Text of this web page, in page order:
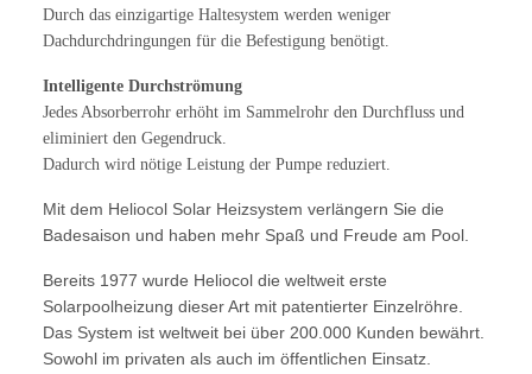
Durch das einzigartige Haltesystem werden weniger
Dachdurchdringungen für die Befestigung benötigt.
Intelligente Durchströmung
Jedes Absorberrohr erhöht im Sammelrohr den Durchfluss und
eliminiert den Gegendruck.
Dadurch wird nötige Leistung der Pumpe reduziert.
Mit dem Heliocol Solar Heizsystem verlängern Sie die
Badesaison und haben mehr Spaß und Freude am Pool.
Bereits 1977 wurde Heliocol die weltweit erste
Solarpoolheizung dieser Art mit patentierter Einzelröhre.
Das System ist weltweit bei über 200.000 Kunden bewährt.
Sowohl im privaten als auch im öffentlichen Einsatz.